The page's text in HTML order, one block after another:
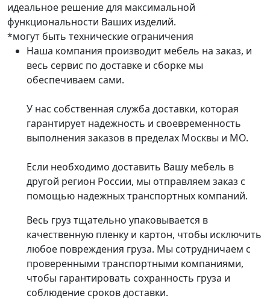
идеальное решение для максимальной
функциональности Ваших изделий.
*могут быть технические ограничения
Наша компания производит мебель на заказ, и
весь сервис по доставке и сборке мы
обеспечиваем сами.
У нас собственная служба доставки, которая
гарантирует надежность и своевременность
выполнения заказов в пределах Москвы и МО.
Если необходимо доставить Вашу мебель в
другой регион России, мы отправляем заказ с
помощью надежных транспортных компаний.
Весь груз тщательно упаковывается в
качественную пленку и картон, чтобы исключить
любое повреждения груза. Мы сотрудничаем с
проверенными транспортными компаниями,
чтобы гарантировать сохранность груза и
соблюдение сроков доставки.